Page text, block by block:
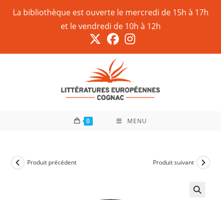
La bibliothèque est ouverte le mercredi de 15h à 17h
et le vendredi de 10h à 12h
0 MENU
Produit précédent Produit suivant